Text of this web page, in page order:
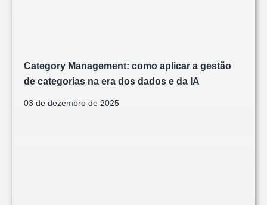
Category Management: como aplicar a gestão
de categorias na era dos dados e da IA
03 de dezembro de 2025